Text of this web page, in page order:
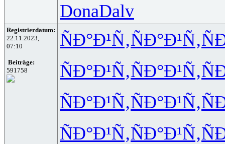
DonaDalv
Registrierdatum:
22.11.2023,
07:10
Beiträge:
591758
ÑÐ°Ð¹Ñ‚ÑÐ°Ð¹Ñ‚
ÑÐ°Ð¹Ñ‚ÑÐ°Ð¹Ñ‚
ÑÐ°Ð¹Ñ‚ÑÐ°Ð¹Ñ‚
ÑÐ°Ð¹Ñ‚ÑÐ°Ð¹Ñ‚